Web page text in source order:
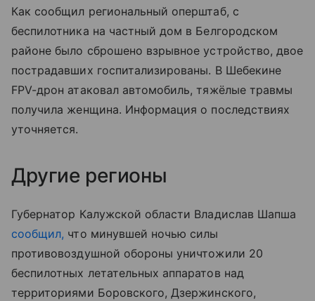
Как сообщил региональный оперштаб, с
беспилотника на частный дом в Белгородском
районе было сброшено взрывное устройство, двое
пострадавших госпитализированы. В Шебекине
FPV-дрон атаковал автомобиль, тяжёлые травмы
получила женщина. Информация о последствиях
уточняется.
Другие регионы
Губернатор Калужской области Владислав Шапша
сообщил, что минувшей ночью силы
противовоздушной обороны уничтожили 20
беспилотных летательных аппаратов над
территориями Боровского, Дзержинского,